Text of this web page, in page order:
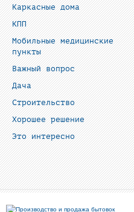
Каркасные дома
КПП
Мобильные медицинские
пункты
Важный вопрос
Дача
Строительство
Хорошее решение
Это интересно